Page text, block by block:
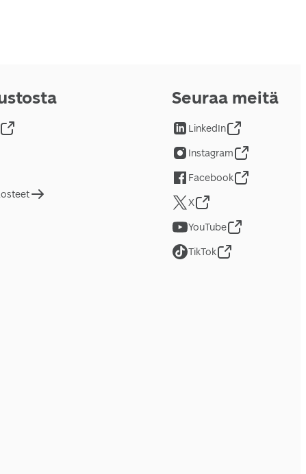
Seuraa meitä
LinkedIn
Instagram
Facebook
X
YouTube
TikTok